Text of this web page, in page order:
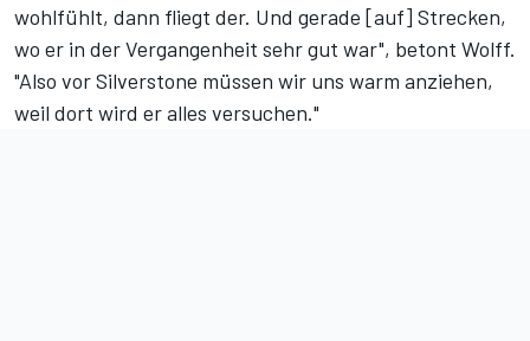
wohlfühlt, dann fliegt der. Und gerade [auf] Strecken,
wo er in der Vergangenheit sehr gut war", betont Wolff.
"Also vor Silverstone müssen wir uns warm anziehen,
weil dort wird er alles versuchen."